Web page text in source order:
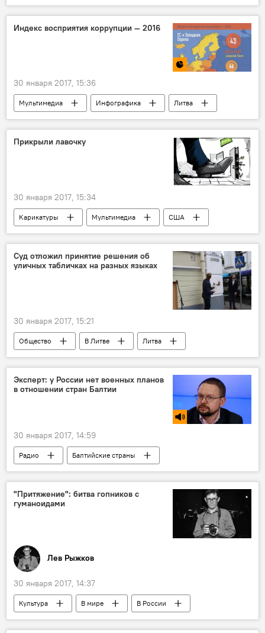
Калининградская область
Сергей Рекеда
Владимир Оленченко
Индекс восприятия коррупции — 2016
30 января 2017, 15:36
Мультимедиа Инфографика
Литва
Латвия
Эстония
Западная Европа
коррупция
Прикрыли лавочку
30 января 2017, 15:34
Карикатуры Мультимедиа
США
Дональд Трамп
Суд отложил принятие решения об
уличных табличках на разных языках
30 января 2017, 15:21
Общество В Литве
Литва
Ремигиюс Шимашюс
Вилда Вайчюнене
Неринга Алексоните
Вильнюсский окружной административный суд
Эксперт: у России нет военных планов
в отношении стран Балтии
30 января 2017, 14:59
Радио
Балтийские страны
Николай Силаев
НАТО
военная угроза
"Притяжение": битва гопников с
гуманоидами
Лев Рыжков
30 января 2017, 14:37
Культура В мире
В России
Общество
Колумнисты
Россия